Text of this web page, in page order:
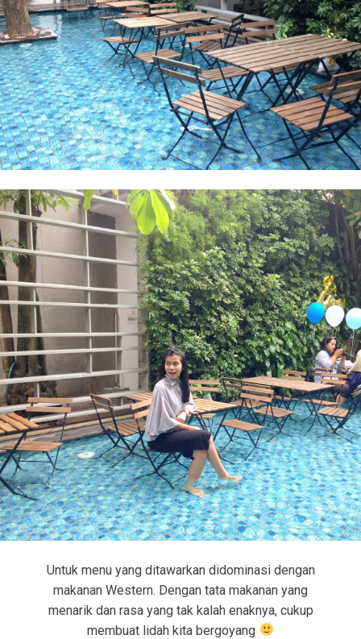
Untuk menu yang ditawarkan didominasi dengan
makanan Western. Dengan tata makanan yang
menarik dan rasa yang tak kalah enaknya, cukup
membuat lidah kita bergoyang